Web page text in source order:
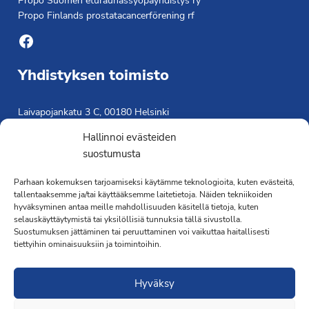
Hallinnoi evästeiden
suostumusta
Parhaan kokemuksen tarjoamiseksi käytämme teknologioita, kuten evästeitä,
tallentaaksemme ja/tai käyttääksemme laitetietoja. Näiden tekniikoiden
hyväksyminen antaa meille mahdollisuuden käsitellä tietoja, kuten
selauskäyttäytymistä tai yksilöllisiä tunnuksia tällä sivustolla.
Suostumuksen jättäminen tai peruuttaminen voi vaikuttaa haitallisesti
tiettyihin ominaisuuksiin ja toimintoihin.
Hyväksy
Propo Finlands prostatacancerförening rf
Facebook
Yhdistyksen toimisto
Laivapojankatu 3 C, 00180 Helsinki
Saavutettavuusseloste »
Toiminnanjohtaja
Kimmo Järvinen
Terveydenhoitaja
041 501 4176